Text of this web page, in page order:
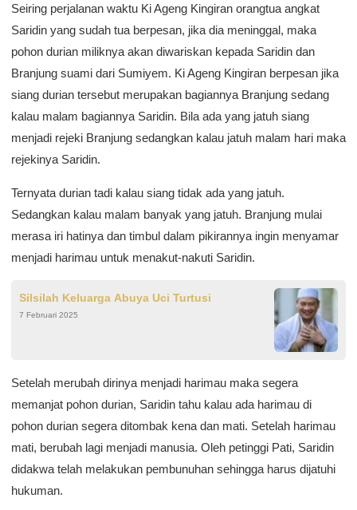
Seiring perjalanan waktu Ki Ageng Kingiran orangtua angkat
Saridin yang sudah tua berpesan, jika dia meninggal, maka
pohon durian miliknya akan diwariskan kepada Saridin dan
Branjung suami dari Sumiyem. Ki Ageng Kingiran berpesan jika
siang durian tersebut merupakan bagiannya Branjung sedang
kalau malam bagiannya Saridin. Bila ada yang jatuh siang
menjadi rejeki Branjung sedangkan kalau jatuh malam hari maka
rejekinya Saridin.
Ternyata durian tadi kalau siang tidak ada yang jatuh.
Sedangkan kalau malam banyak yang jatuh. Branjung mulai
merasa iri hatinya dan timbul dalam pikirannya ingin menyamar
menjadi harimau untuk menakut-nakuti Saridin.
Silsilah Keluarga Abuya Uci Turtusi
7 Februari 2025
Setelah merubah dirinya menjadi harimau maka segera
memanjat pohon durian, Saridin tahu kalau ada harimau di
pohon durian segera ditombak kena dan mati. Setelah harimau
mati, berubah lagi menjadi manusia. Oleh petinggi Pati, Saridin
didakwa telah melakukan pembunuhan sehingga harus dijatuhi
hukuman.